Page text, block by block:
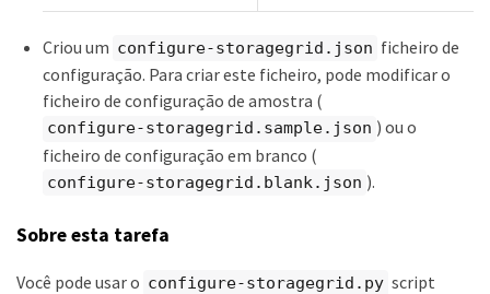
Criou um configure-storagegrid.json ficheiro de
configuração. Para criar este ficheiro, pode modificar o
ficheiro de configuração de amostra (
configure-storagegrid.sample.json ) ou o
ficheiro de configuração em branco (
configure-storagegrid.blank.json ).
Sobre esta tarefa
Você pode usar o configure-storagegrid.py script